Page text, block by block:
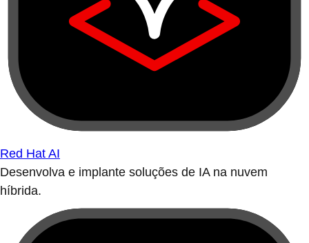
Red Hat AI
Desenvolva e implante soluções de IA na nuvem
híbrida.